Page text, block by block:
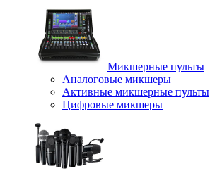
Микшерные пульты
Аналоговые микшеры
Активные микшерные пульты
Цифровые микшеры